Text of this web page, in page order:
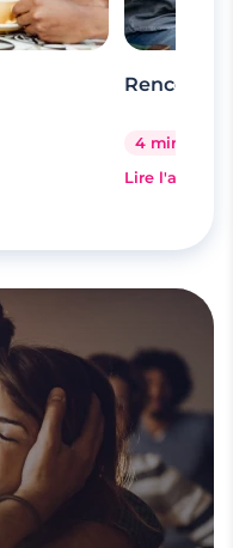
4 minutes
Lire l'article